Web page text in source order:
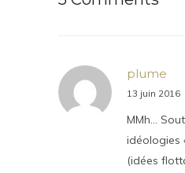
plume
13 juin 2016
MMh…
idéologies
(idées